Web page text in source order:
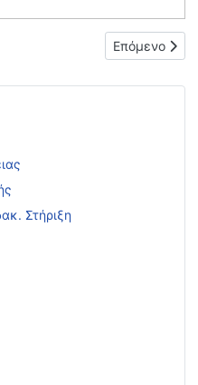
Στήριξη
ΠΙΝΑΚΑΣ Επόμενο
Επόμενο